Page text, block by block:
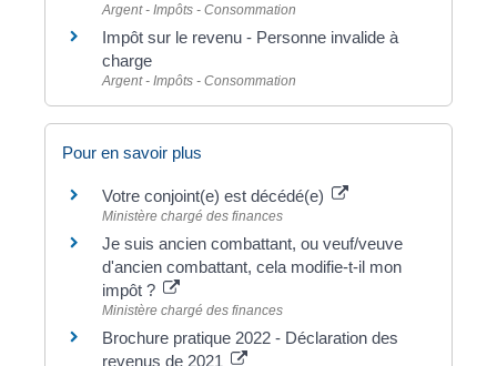
Argent - Impôts - Consommation
Impôt sur le revenu - Personne invalide à
charge
Argent - Impôts - Consommation
Pour en savoir plus
Votre conjoint(e) est décédé(e)
Ministère chargé des finances
Je suis ancien combattant, ou veuf/veuve
d'ancien combattant, cela modifie-t-il mon
impôt ?
Ministère chargé des finances
Brochure pratique 2022 - Déclaration des
revenus de 2021